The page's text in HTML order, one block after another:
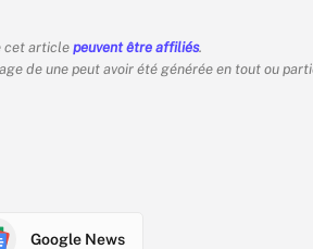
cet articlepeuvent être affiliés.
de une peut avoir été générée en tout ou
Google News